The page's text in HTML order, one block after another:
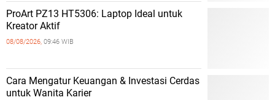
ProArt PZ13 HT5306: Laptop Ideal untuk
Kreator Aktif
08/08/2026, 09:46 WIB
Cara Mengatur Keuangan & Investasi Cerdas
untuk Wanita Karier